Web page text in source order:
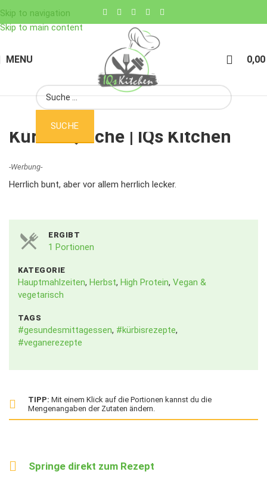
Skip to navigation
Skip to main content
MENU 0,00
SUCHE
Kürbis Quiche | IQs Kitchen
-Werbung-
Herrlich bunt, aber vor allem herrlich lecker.
ERGIBT
1 Portionen
KATEGORIE
Hauptmahlzeiten, Herbst, High Protein, Vegan &
vegetarisch
TAGS
#gesundesmittagessen, #kürbisrezepte,
#veganerezepte
TIPP: Mit einem Klick auf die Portionen kannst du die
Mengenangaben der Zutaten ändern.
Springe direkt zum Rezept